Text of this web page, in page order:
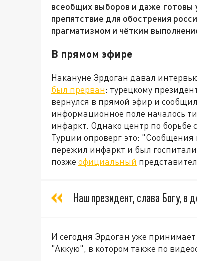
всеобщих выборов и даже готовы
препятствие для обострения
прагматизмом и чётким
В прямом эфире
Накануне Эрдоган давал
был прерван: турецкому
вернулся в прямой эфир и
информационное поле началось
инфаркт. Однако центр по
Турции опроверг это: "Сообщения
пережил инфаркт и был
позже официальный
Наш президент, слава Богу, в
И сегодня Эрдоган уже
"Аккую", в котором также по